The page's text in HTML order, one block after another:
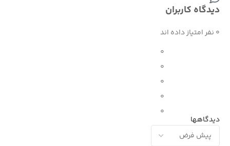
دیدگاه کاربران
0 نفر امتیاز داده اند
0
0
0
0
0
دیدگاهها